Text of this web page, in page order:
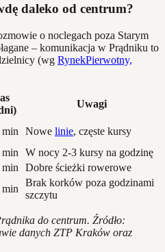
daleko od centrum?
o noclegach poza Starym
– komunikacja w Prądniku to
(wg RynekPierwotny,
Uwagi
min Nowe linie, częste kursy
min
W nocy 2-3 kursy na godzinę
min
Dobre ścieżki rowerowe
min
Brak korków poza godzinami
szczytu
do centrum. Źródło:
danych ZTP Kraków oraz